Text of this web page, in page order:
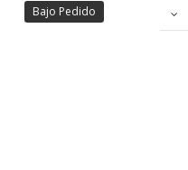
Bajo Pedido